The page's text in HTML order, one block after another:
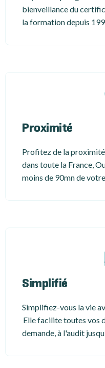
bienveillance du
la formation depuis
Proximité
Profitez de la
dans toute la France,
moins de 90mn de
Simplifié
Simplifiez-vous la vie
Elle facilite toutes vos
demande, à l'audit